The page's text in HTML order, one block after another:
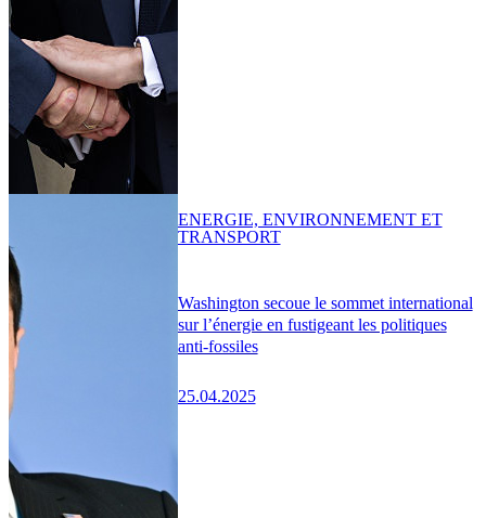
Washington secoue le sommet international
sur l’énergie en fustigeant les politiques
anti-fossiles
25.04.2025
ENERGIE, ENVIRONNEMENT ET
TRANSPORT